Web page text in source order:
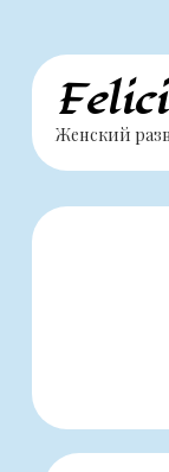
Перейти
содержимому
Женский